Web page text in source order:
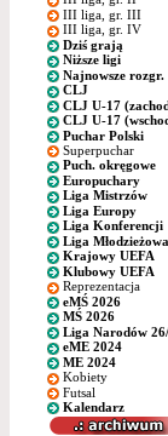
III liga, gr. III
III liga, gr. IV
Dziś grają
Niższe ligi
Najnowsze rozgr.
CLJ
CLJ U-17
CLJ U-17
Puchar Polski
Superpuchar
Puch. okręgowe
Europuchary
Liga Mistrzów
Liga Europy
Liga Konferencji
Liga Młodzieżowa
Krajowy UEFA
Klubowy UEFA
Reprezentacja
eMŚ 2026
MŚ 2026
Liga Narodów
eME 2024
ME 2024
Kobiety
Futsal
Kalendarz